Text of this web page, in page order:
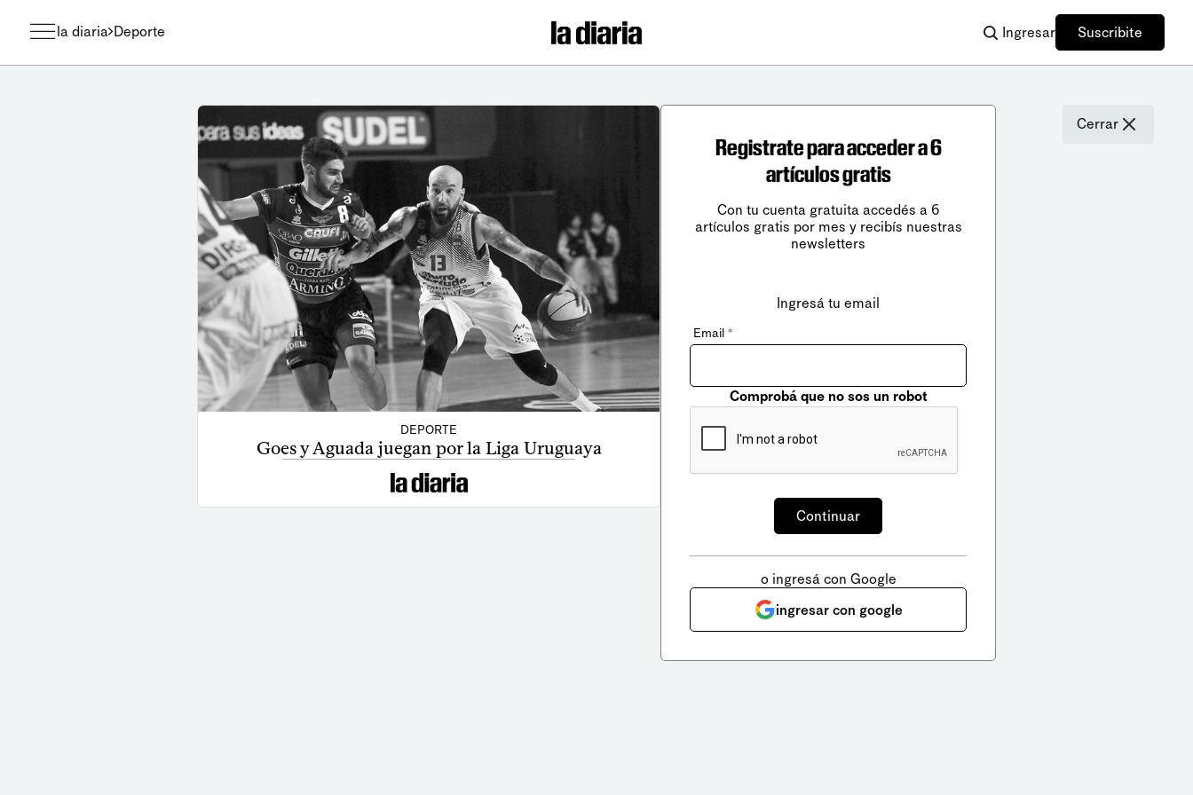
la diaria Deporte Ingresar Suscribite
DEPORTE
Goes y Aguada juegan por la Liga Uruguaya
Cerrar
Registrate para acceder a 6
artículos gratis
Con tu cuenta gratuita accedés a 6
artículos gratis por mes y recibís nuestras
newsletters
Ingresá tu email
Email *
Comprobá que no sos un robot
o ingresá con Google
ingresar con google